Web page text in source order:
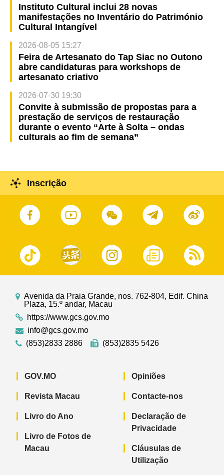
Instituto Cultural inclui 28 novas
manifestações no Inventário do Património
Cultural Intangível
2026-08-05 15:27
Feira de Artesanato do Tap Siac no Outono
abre candidaturas para workshops de
artesanato criativo
2026-07-30 19:30
Convite à submissão de propostas para a
prestação de serviços de restauração
durante o evento “Arte à Solta – ondas
culturais ao fim de semana”
Inscrição
Avenida da Praia Grande, nos. 762-804, Edif. China
Plaza, 15.º andar, Macau
https://www.gcs.gov.mo
info@gcs.gov.mo
(853)2833 2886
(853)2835 5426
GOV.MO
Revista Macau
Livro do Ano
Livro de Fotos de
Macau
Opiniões
Contacte-nos
Declaração de
Privacidade
Cláusulas de
Utilização